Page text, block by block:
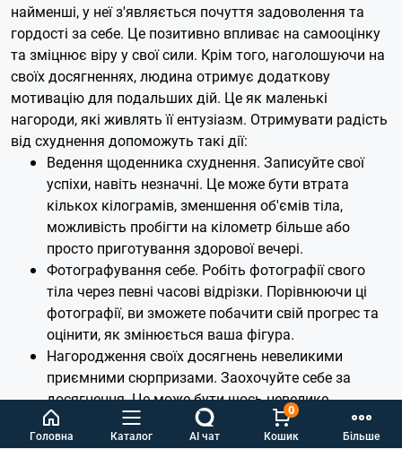
Головна Каталог AI чат Кошик
0
Більше
найменші, у неї з'являється почуття задоволення та
гордості за себе. Це позитивно впливає на самооцінку
та зміцнює віру у свої сили. Крім того, наголошуючи на
своїх досягненнях, людина отримує додаткову
мотивацію для подальших дій. Це як маленькі
нагороди, які живлять її ентузіазм. Отримувати радість
від схуднення допоможуть такі дії:
Ведення щоденника схуднення. Записуйте свої
успіхи, навіть незначні. Це може бути втрата
кількох кілограмів, зменшення об'ємів тіла,
можливість пробігти на кілометр більше або
просто приготування здорової вечері.
Фотографування себе. Робіть фотографії свого
тіла через певні часові відрізки. Порівнюючи ці
фотографії, ви зможете побачити свій прогрес та
оцінити, як змінюється ваша фігура.
Нагородження своїх досягнень невеликими
приємними сюрпризами. Заохочуйте себе за
досягнення. Це може бути щось невелике,
наприклад, похід у кіно, покупка нової речі або
просто розслаблююча вишукана спа-ванна.